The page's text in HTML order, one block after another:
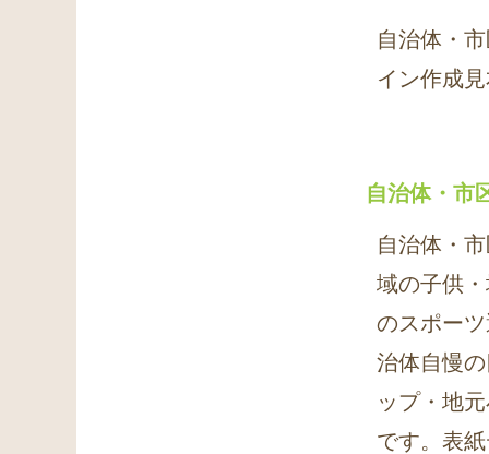
自治体・
イン作成
自治体・市
自治体・
域の子供
のスポー
治体自慢
ップ・地
です。表